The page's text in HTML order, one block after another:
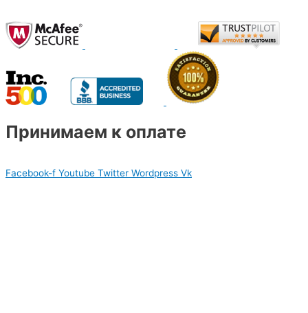
Принимаем к оплате
Facebook-f Youtube Twitter Wordpress Vk